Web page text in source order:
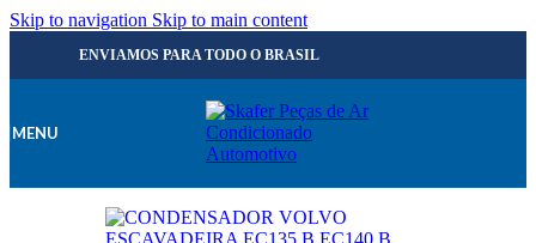
Skip to navigation Skip to main content
ENVIAMOS PARA TODO O BRASIL
MENU